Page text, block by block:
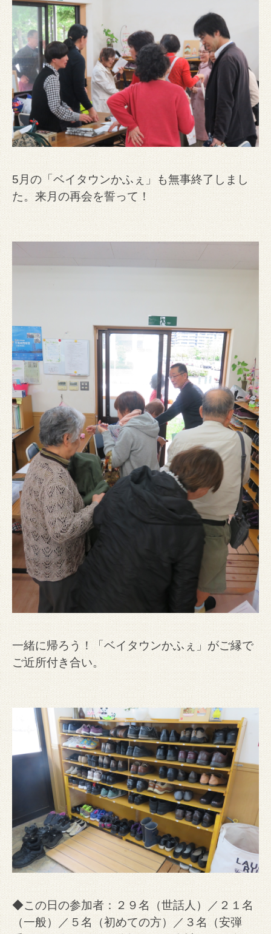
5月の「ベイタウンかふぇ」も無事終了しまし
た。来月の再会を誓って！
一緒に帰ろう！「ベイタウンかふぇ」がご縁で
ご近所付き合い。
◆この日の参加者：２９名（世話人）／２１名
（一般）／５名（初めての方）／３名（安弾